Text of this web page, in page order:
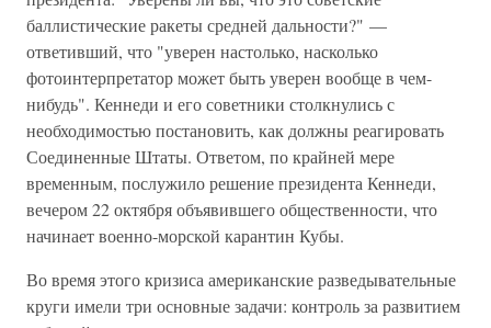
баллистические ракеты средней дальности?" —
ответивший, что "уверен настолько, насколько
фотоинтерпретатор может быть уверен вообще в чем-
нибудь". Кеннеди и его советники столкнулись с
необходимостью постановить, как должны реагировать
Соединенные Штаты. Ответом, по крайней мере
временным, послужило решение президента Кеннеди,
вечером 22 октября объявившего общественности, что
начинает военно-морской карантин Кубы.
Во время этого кризиса американские разведывательные
круги имели три основные задачи: контроль за развитием